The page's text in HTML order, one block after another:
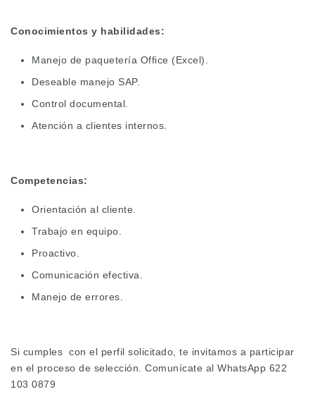
Conocimientos y habilidades:
Manejo de paquetería Office (Excel).
Deseable manejo SAP.
Control documental.
Atención a clientes internos.
Competencias:
Orientación al cliente.
Trabajo en equipo.
Proactivo.
Comunicación efectiva.
Manejo de errores.
Si cumples con el perfil solicitado, te invitamos a participar
en el proceso de selección. Comunícate al WhatsApp 622
103 0879